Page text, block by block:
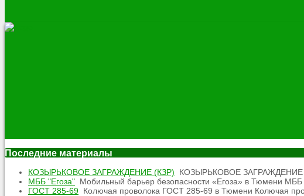
Последние материалы
КОЗЫРЬКОВОЕ ЗАГРАЖДЕНИЕ (КЗР)
КОЗЫРЬКОВОЕ ЗАГРАЖДЕНИЕ
МББ "Егоза" Мобильный барьер безопасности «Егоза» в Тюмени МББ
ГОСТ 285-69 Колючая проволока ГОСТ 285-69 в Тюмени Колючая